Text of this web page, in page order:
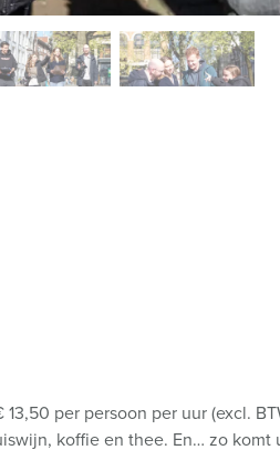
per persoon per uur (excl.
koffie en thee. En… zo komt